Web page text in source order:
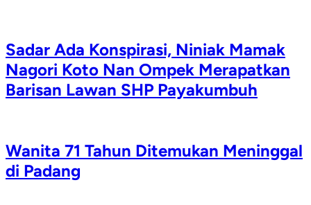
Sadar Ada Konspirasi, Niniak Mamak
Nagori Koto Nan Ompek Merapatkan
Barisan Lawan SHP Payakumbuh
Wanita 71 Tahun Ditemukan Meninggal
di Padang